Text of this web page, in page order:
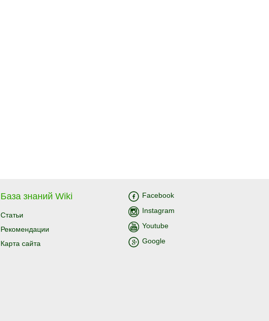
База знаний Wiki
Статьи
Рекомендации
Карта сайта
Facebook
Instagram
Youtube
Google